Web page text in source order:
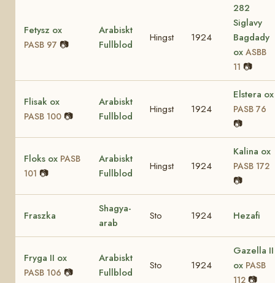
Fetysz ox
PASB 97 📷
Arabiskt
Fullblod
Hingst 1924
282
Siglavy
Bagdady
ox ASBB
11 📷
Flisak ox
PASB 100 📷
Arabiskt
Fullblod
Hingst 1924
Elstera ox
PASB 76
📷
Floks ox PASB
101 📷
Arabiskt
Fullblod
Hingst 1924
Kalina ox
PASB 172
📷
Fraszka
Shagya-
arab
Sto 1924 Hezafi
Fryga II ox
PASB 106 📷
Arabiskt
Fullblod
Sto 1924
Gazella II
ox PASB
112 📷